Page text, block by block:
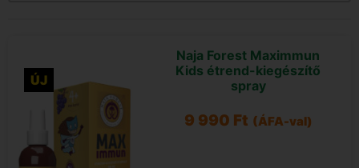
ÚJ
Naja Forest Maximmun
Kids étrend-kiegészítő
spray
9 990 Ft (ÁFA-val)